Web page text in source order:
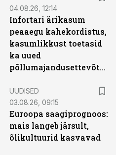
04.08.26, 12:14
Infortari ärikasum
peaaegu kahekordistus,
kasumlikkust toetasid
ka uued
põllumajandusettevõtted
UUDISED
03.08.26, 09:15
Euroopa saagiprognoos:
mais langeb järsult,
õlikultuurid kasvavad